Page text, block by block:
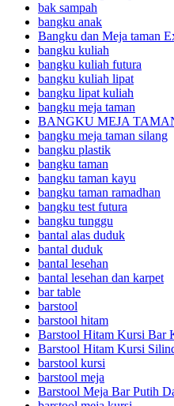
bak sampah
bangku anak
Bangku dan Meja taman
bangku kuliah
bangku kuliah futura
bangku kuliah lipat
bangku lipat kuliah
bangku meja taman
BANGKU MEJA
bangku meja taman silang
bangku plastik
bangku taman
bangku taman kayu
bangku taman ramadhan
bangku test futura
bangku tunggu
bantal alas duduk
bantal duduk
bantal lesehan
bantal lesehan dan karpet
bar table
barstool
barstool hitam
Barstool Hitam Kursi Bar
Barstool Hitam Kursi
barstool kursi
barstool meja
Barstool Meja Bar Putih